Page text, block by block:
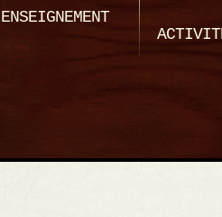
ENSEIGNEMENT